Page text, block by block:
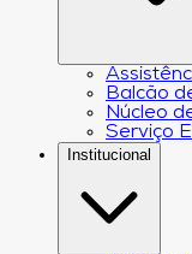
Balcão
Núcleo
Serviço
Institucional